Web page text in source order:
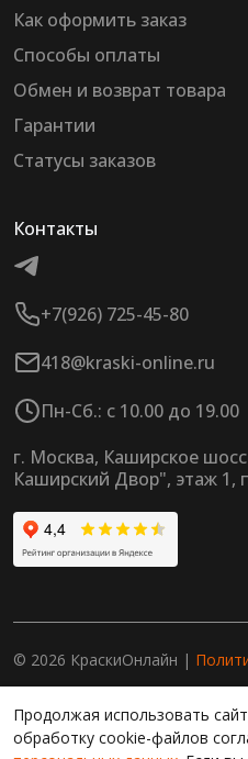
Как оформить заказ
Способы оплаты
Обмен и возврат товара
Гарантии
Статусы заказов
Контакты
+7(926) 725-45-80
418@kraski-online.ru
Пн-Сб.: с 10.00 до 19.00
г. Москва, Каширское
Каширский Двор", этаж 1,
© 2026 КраскиОнлайн |
использование сайтом
данных в целях
Продолжая использовать
обработку cookie-файлов